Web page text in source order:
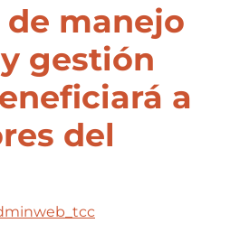
manejo
gestión
a
del